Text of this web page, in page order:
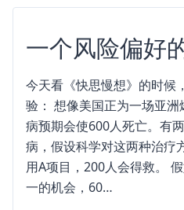
一个风险偏好
今天看《快思慢想》的时候
验： 想像美国正为一场亚
病预期会使600人死亡。有
病，假设科学对这两种治疗
用A项目，200人会得救。
一的机会，60…